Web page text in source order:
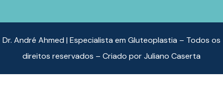
Dr. André Ahmed | Especialista em Gluteoplastia – Todos os
direitos reservados – Criado porJuliano Caserta